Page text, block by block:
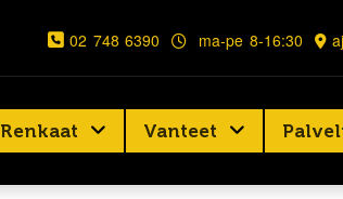
02 748 6390 ma-pe 8-16:30
Renkaat Vanteet